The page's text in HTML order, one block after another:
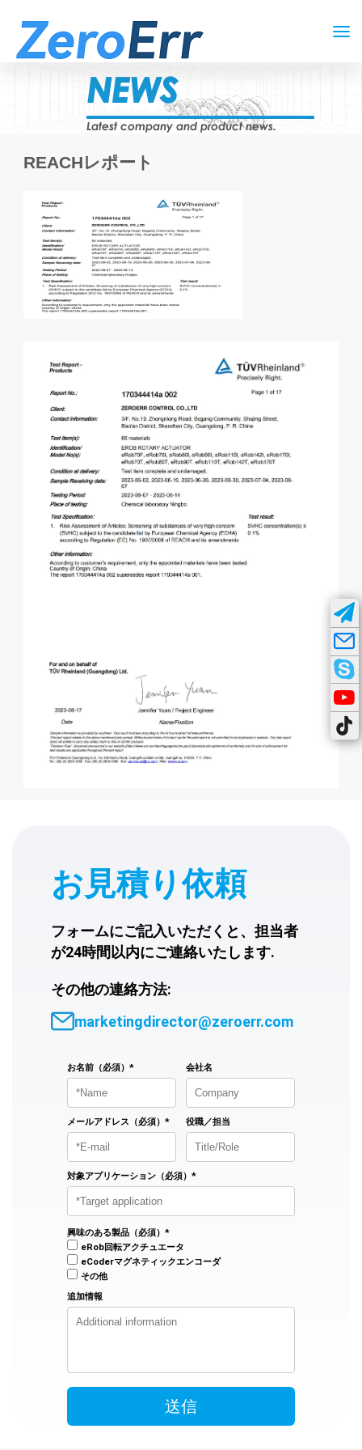
NEWS
Latest company and product news.
REACHレポート
お見積り依頼
フォームにご記入いただくと、担当者
が24時間以内にご連絡いたします.
その他の連絡方法:
marketingdirector@zeroerr.com
お名前（必須）* 会社名
メールアドレス（必須）* 役職／担当
対象アプリケーション（必須）*
興味のある製品（必須）*
eRob回転アクチュエータ
eCoderマグネティックエンコーダ
その他
追加情報
送信